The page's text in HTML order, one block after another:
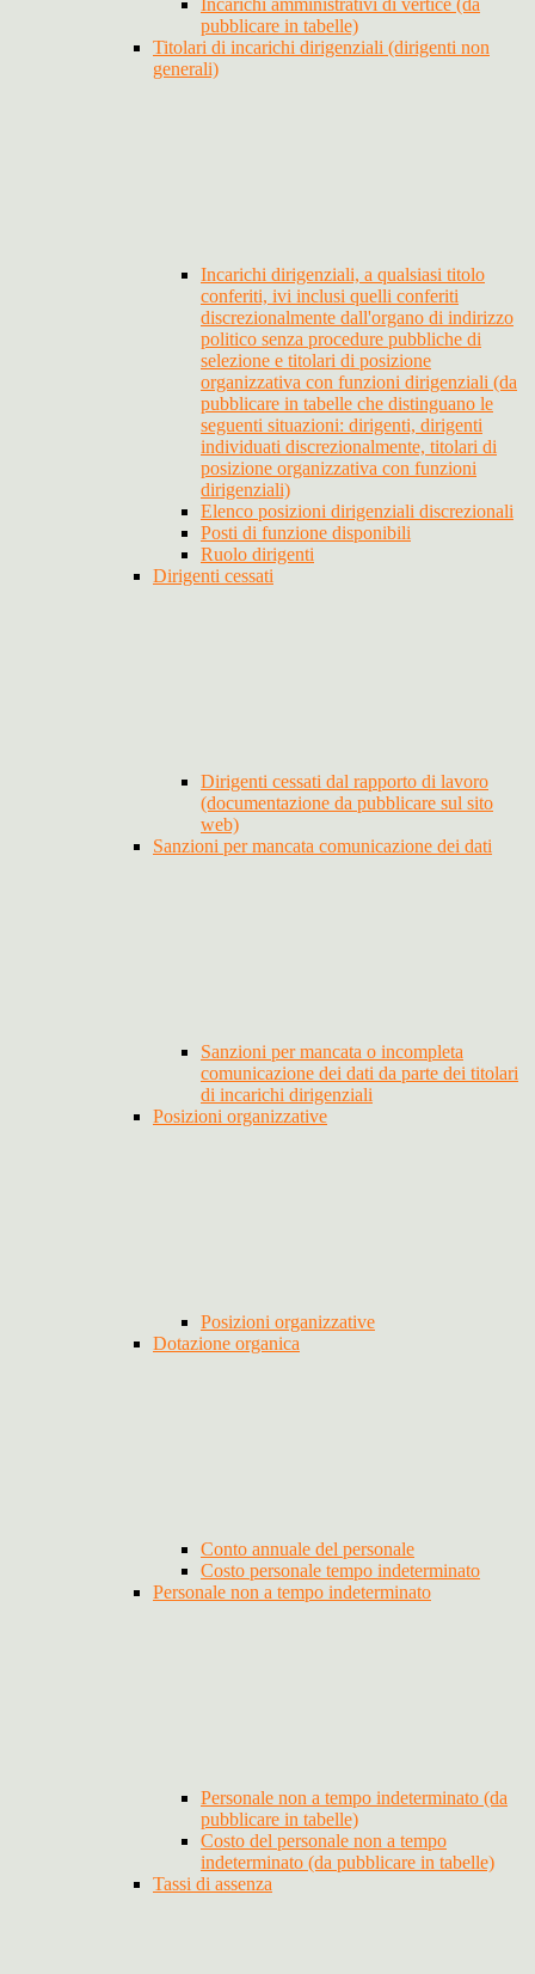
Incarichi amministrativi di vertice (da
pubblicare in tabelle)
Titolari di incarichi dirigenziali (dirigenti non
generali)
Incarichi dirigenziali, a qualsiasi titolo
conferiti, ivi inclusi quelli conferiti
discrezionalmente dall'organo di indirizzo
politico senza procedure pubbliche di
selezione e titolari di posizione
organizzativa con funzioni dirigenziali (da
pubblicare in tabelle che distinguano le
seguenti situazioni: dirigenti, dirigenti
individuati discrezionalmente, titolari di
posizione organizzativa con funzioni
dirigenziali)
Elenco posizioni dirigenziali discrezionali
Posti di funzione disponibili
Ruolo dirigenti
Dirigenti cessati
Dirigenti cessati dal rapporto di lavoro
(documentazione da pubblicare sul sito
web)
Sanzioni per mancata comunicazione dei dati
Sanzioni per mancata o incompleta
comunicazione dei dati da parte dei titolari
di incarichi dirigenziali
Posizioni organizzative
Posizioni organizzative
Dotazione organica
Conto annuale del personale
Costo personale tempo indeterminato
Personale non a tempo indeterminato
Personale non a tempo indeterminato (da
pubblicare in tabelle)
Costo del personale non a tempo
indeterminato (da pubblicare in tabelle)
Tassi di assenza